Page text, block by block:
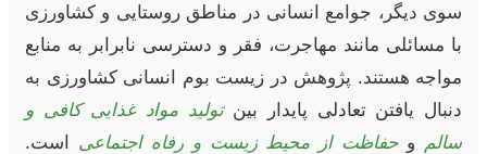
سوی دیگر، جوامع انسانی در مناطق روستایی و کشاورزی
با مسائلی مانند مهاجرت، فقر و دسترسی نابرابر به منابع
مواجه هستند. پژوهش در زیست بوم انسانی کشاورزی به
دنبال یافتن تعادلی پایدار بینتولید مواد غذایی کافی و
سالم وحفاظت از محیط زیست و رفاه اجتماعی است.